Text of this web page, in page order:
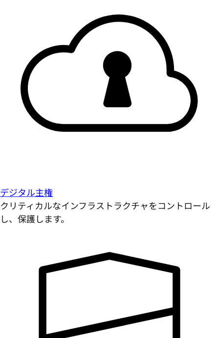
デジタル主権
クリティカルなインフラストラクチャをコントロール
し、保護します。